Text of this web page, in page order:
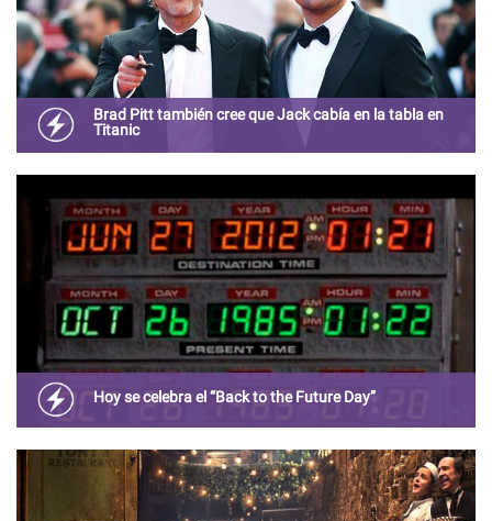
Brad Pitt también cree que Jack cabía en la tabla en
Titanic
Hoy se celebra el “Back to the Future Day”
en la que Marty McFly viajó al futuro.